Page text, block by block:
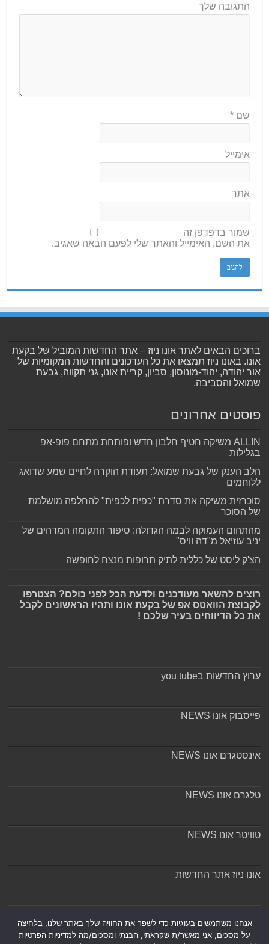
התגובה שלך
שם*
אימייל
אתר
שמור בדפדפן זה
את השם, האימייל והאתר שלי לפעם הבאה שאגיב.
ברוכים הבאים לאתר אונו ניוז – אתר החדשות המוביל של בקעת
אונו. באונו ניוז תמצאו את כל העדכונים והחדשות המקומיות של
אור יהודה, יהוד-מונוסון, סביון, קריית אונו, גני תקווה, גבעת
שמואל והסביבה.
פוסטים אחרונים
ALLIN משיקה חטיף חלבון חדש ופותחת מתחם פופ-אפ
בגלילות
הלב הענק של גבעת שמואל: תעודת הוקרה לחיים שמע שדואג
ללוחמים
סוכרזית משיקה את סדרת "כפית לכפית" להחלפה מושלמת
של הסוכר
מהתהום העמוקה לבמה הגדולה: סיפור התקומה המדהים של
יניב עוזיאל מ"דה וויס"
הצ'ק ליסט של כללית לתיק תרופות מנצח לחופשה
רוצים להשאר מעודכנים ולדעת הכל לפני כולם? הצטרפו
לקבוצת הוואטס אפ של בקעת אונו ותהיו הראשונים לקבל
את כל הדיווחים בעיר שלכם !
ערוץ החדשות בyou tube
פייסבוק אונו NEWS
אינסטגרם אונו NEWS
טלגרם אונו NEWS
טוויטר אונו NEWS
אונו ניוז אתר החדשות
אנחנו משתמשים בעוגיות כדי לשפר את החוויה שלך באתר שלנו, בלחיצה
על מסכים, אני מאשר/ת שקראתי, הבנתי ומסכים/מה למדיניות הפרטיות